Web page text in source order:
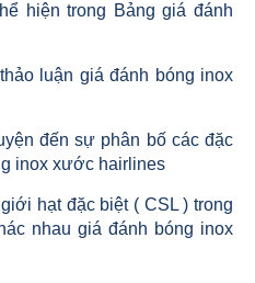
hiện trong Bảng giá đánh
luận giá đánh bóng inox
đến sự phân bố các đặc
inox xước hairlines
hạt đặc biệt ( CSL ) trong
nhau giá đánh bóng inox